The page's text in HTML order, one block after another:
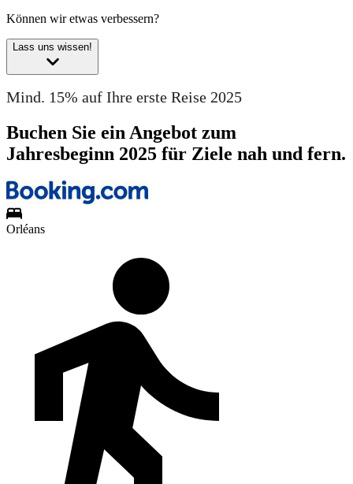
Können wir etwas verbessern?
Lass uns wissen!
Mind. 15% auf Ihre erste Reise 2025
Buchen Sie ein Angebot zum
Jahresbeginn 2025 für Ziele nah und fern.
Orléans